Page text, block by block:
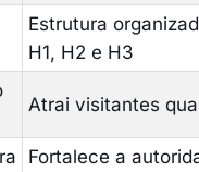
Estrutura
H1, H2 e H3
Atrai visitantes
Fortalece a